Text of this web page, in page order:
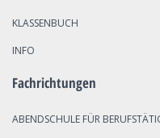
KLASSENBUCH
INFO
Fachrichtungen
ABENDSCHULE FÜR